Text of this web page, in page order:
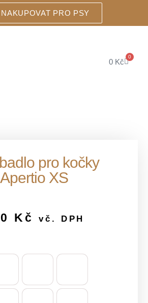
PRO PSY
0 Kč
0
pro kočky
Apertio XS
Kč vč. DPH